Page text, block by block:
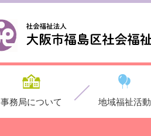
事務局について 地域福祉活動